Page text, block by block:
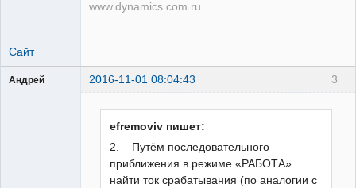
www.dynamics.com.ru
Сайт
3
Андрей 2016-11-01 08:04:43
efremoviv пишет:
2. Путём последовательного
приближения в режиме «РАБОТА»
найти ток срабатывания (по аналогии с